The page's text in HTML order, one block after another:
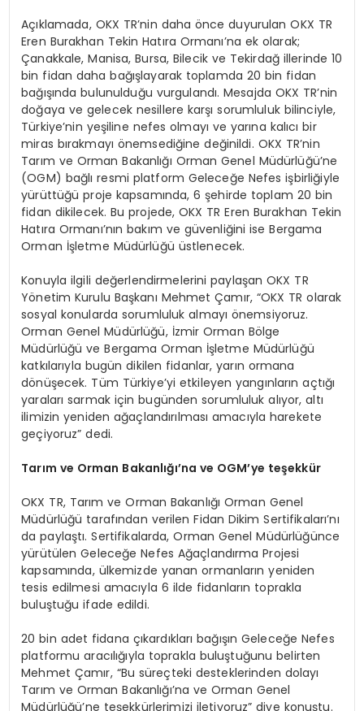
Açıklamada, OKX TR’nin daha önce duyurulan OKX TR
Eren Burakhan Tekin Hatıra Ormanı’na ek olarak;
Çanakkale, Manisa, Bursa, Bilecik ve Tekirdağ illerinde 10
bin fidan daha bağışlayarak toplamda 20 bin fidan
bağışında bulunulduğu vurgulandı. Mesajda OKX TR’nin
doğaya ve gelecek nesillere karşı sorumluluk bilinciyle,
Türkiye’nin yeşiline nefes olmayı ve yarına kalıcı bir
miras bırakmayı önemsediğine değinildi. OKX TR’nin
Tarım ve Orman Bakanlığı Orman Genel Müdürlüğü’ne
(OGM) bağlı resmi platform Geleceğe Nefes işbirliğiyle
yürüttüğü proje kapsamında, 6 şehirde toplam 20 bin
fidan dikilecek. Bu projede, OKX TR Eren Burakhan Tekin
Hatıra Ormanı’nın bakım ve güvenliğini ise Bergama
Orman İşletme Müdürlüğü üstlenecek.
Konuyla ilgili değerlendirmelerini paylaşan OKX TR
Yönetim Kurulu Başkanı Mehmet Çamır, “OKX TR olarak
sosyal konularda sorumluluk almayı önemsiyoruz.
Orman Genel Müdürlüğü, İzmir Orman Bölge
Müdürlüğü ve Bergama Orman İşletme Müdürlüğü
katkılarıyla bugün dikilen fidanlar, yarın ormana
dönüşecek. Tüm Türkiye’yi etkileyen yangınların açtığı
yaraları sarmak için bugünden sorumluluk alıyor, altı
ilimizin yeniden ağaçlandırılması amacıyla harekete
geçiyoruz” dedi.
Tarım ve Orman Bakanlığı’na ve OGM’ye teşekkür
OKX TR, Tarım ve Orman Bakanlığı Orman Genel
Müdürlüğü tarafından verilen Fidan Dikim Sertifikaları’nı
da paylaştı. Sertifikalarda, Orman Genel Müdürlüğünce
yürütülen Geleceğe Nefes Ağaçlandırma Projesi
kapsamında, ülkemizde yanan ormanların yeniden
tesis edilmesi amacıyla 6 ilde fidanların toprakla
buluştuğu ifade edildi.
20 bin adet fidana çıkardıkları bağışın Geleceğe Nefes
platformu aracılığıyla toprakla buluştuğunu belirten
Mehmet Çamır, “Bu süreçteki desteklerinden dolayı
Tarım ve Orman Bakanlığı’na ve Orman Genel
Müdürlüğü’ne teşekkürlerimizi iletiyoruz” diye konuştu.